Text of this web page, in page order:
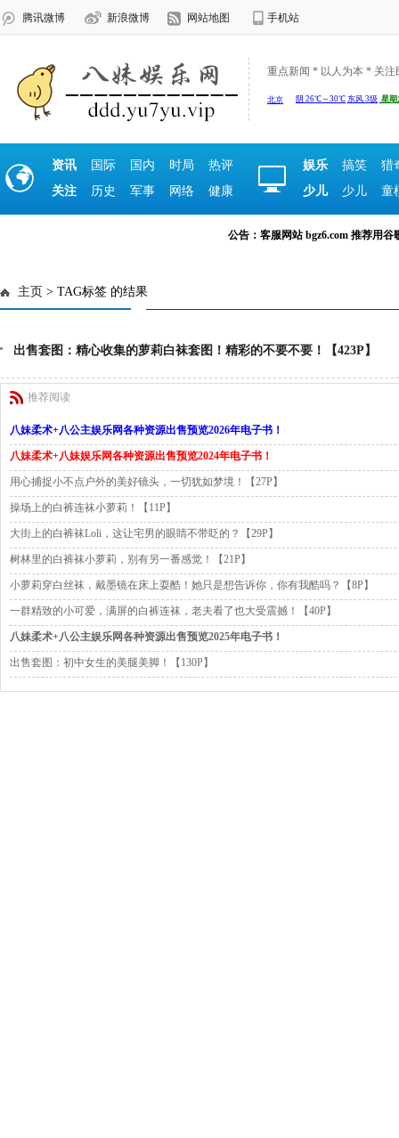
腾讯微博 新浪微博 网站地图 手机站
重点新闻 * 以人为本 * 关注
资讯 国际 国内 时局
热评
关注
历史 军事 网络 健康
娱乐 搞笑
猎
少儿
少儿 童
公告：客服网站 bgz6.com 推荐用谷
主页 > TAG标签 的结果
出售套图：精心收集的萝莉白袜套图！精彩的不要不要！【423P】
推荐阅读
八妹柔术+八公主娱乐网各种资源出售预览2026年电子书！
八妹柔术+八妹娱乐网各种资源出售预览2024年电子书！
用心捕捉小不点户外的美好镜头，一切犹如梦境！【27P】
操场上的白裤连袜小萝莉！【11P】
大街上的白裤袜Loli，这让宅男的眼睛不带眨的？【29P】
树林里的白裤袜小萝莉，别有另一番感觉！【21P】
小萝莉穿白丝袜，戴墨镜在床上耍酷！她只是想告诉你，你有我酷吗？【8P】
一群精致的小可爱，满屏的白裤连袜，老夫看了也大受震撼！【40P】
八妹柔术+八公主娱乐网各种资源出售预览2025年电子书！
出售套图：初中女生的美腿美脚！【130P】